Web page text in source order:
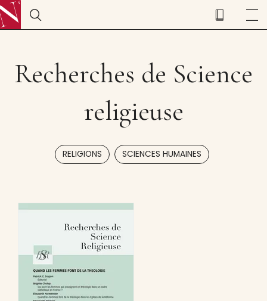
Recherches de Science
religieuse
RELIGIONS SCIENCES HUMAINES